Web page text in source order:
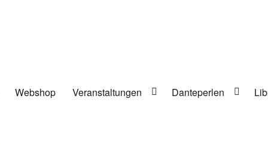
Webshop Veranstaltungen Danteperlen